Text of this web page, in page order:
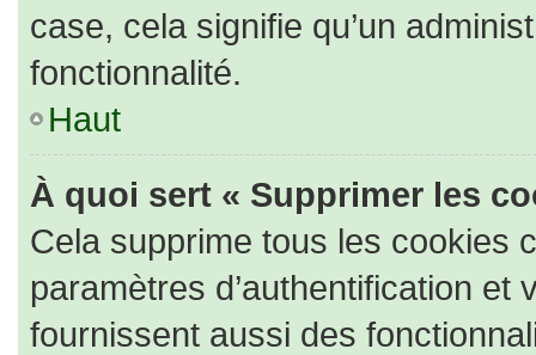
case, cela signifie qu’un
fonctionnalité.
Haut
À quoi sert « Supprimer les
Cela supprime tous les cookies
paramètres d’authentification
fournissent aussi des